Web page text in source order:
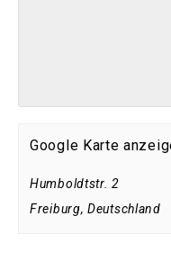
Google Karte
Humboldtstr. 2
Freiburg, Deutschland